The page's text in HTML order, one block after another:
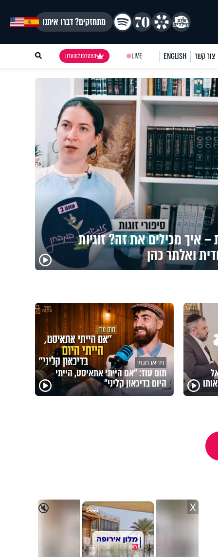
מתחזקים? דברו איתנו
צור קשר ENGLISH
LIVE הצטרפו למועדון
איך מכילים את זה? זוגיות
ואלתר כהן
וידיאו מגזין
תום עוז: "אם הייתי אתאיסט, הייתי
היום בדיכאון קליני"
🔇 X